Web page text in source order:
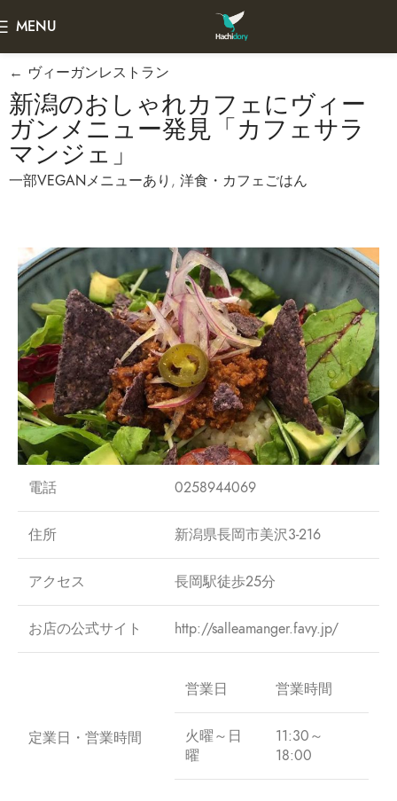
MENU
← ヴィーガンレストラン
新潟のおしゃれカフェにヴィー
ガンメニュー発見「カフェサラ
マンジェ」
一部VEGANメニューあり , 洋食・カフェごはん
電話 0258944069
住所 新潟県長岡市美沢3-216
アクセス 長岡駅徒歩25分
お店の公式サイト http://salleamanger.favy.jp/
定業日・営業時間
営業日 営業時間
火曜～日
曜
11:30～
18:00